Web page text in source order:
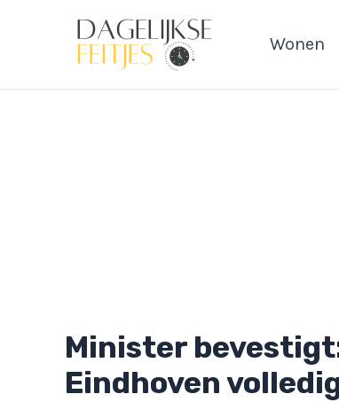
Wonen
Minister
Eindhoven